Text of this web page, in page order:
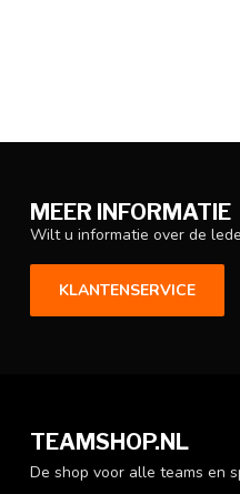
MEER INFORMATIE
Wilt u informatie over de
KLANTENSERVICE
TEAMSHOP.NL
De shop voor alle teams en